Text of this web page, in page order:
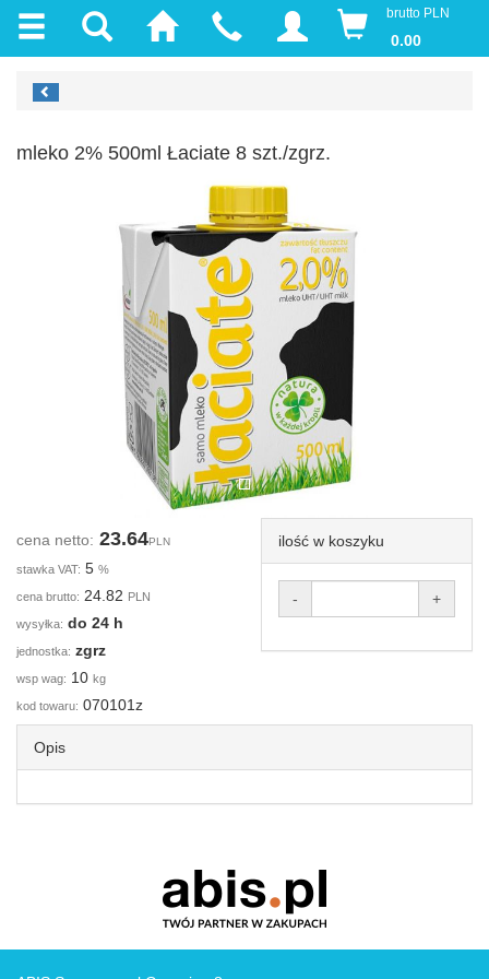
brutto PLN
0.00
mleko 2% 500ml Łaciate 8 szt./zgrz.
cena netto: 23.64PLN
stawka VAT: 5 %
cena brutto: 24.82 PLN
wysyłka: do 24 h
jednostka: zgrz
wsp wag: 10 kg
kod towaru: 070101z
ilość w koszyku
- +
Opis